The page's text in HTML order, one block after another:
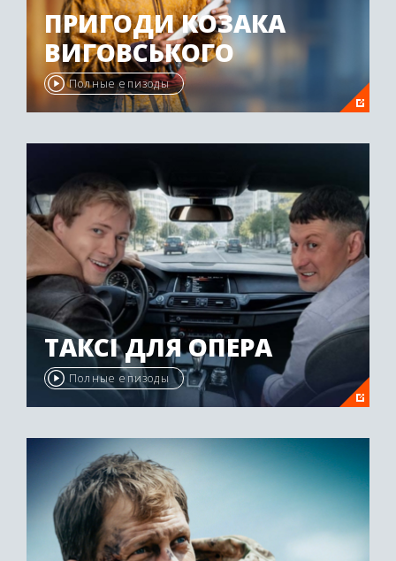
ПРИГОДИ КОЗАКА
ВИГОВСЬКОГО
Полные епизоды
ТАКСІ ДЛЯ ОПЕРА
Полные епизоды